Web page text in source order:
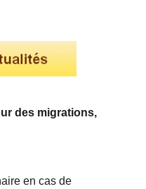
des migrations,
en cas de